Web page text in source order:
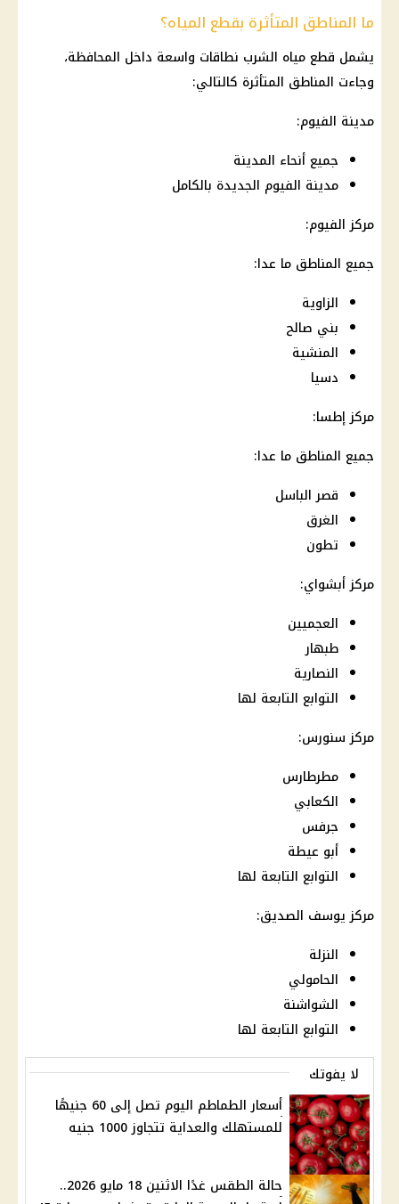
ما المناطق المتأثرة بقطع المياه؟
يشمل قطع مياه الشرب نطاقات واسعة داخل المحافظة،
وجاءت المناطق المتأثرة كالتالي:
مدينة الفيوم:
جميع أنحاء المدينة
مدينة الفيوم الجديدة بالكامل
مركز الفيوم:
جميع المناطق ما عدا:
الزاوية
بني صالح
المنشية
دسيا
مركز إطسا:
جميع المناطق ما عدا:
قصر الباسل
الغرق
تطون
مركز أبشواي:
العجميين
طبهار
النصارية
التوابع التابعة لها
مركز سنورس:
مطرطارس
الكعابي
جرفس
أبو عيطة
التوابع التابعة لها
مركز يوسف الصديق:
النزلة
الحامولي
الشواشنة
التوابع التابعة لها
لا يفوتك
أسعار الطماطم اليوم تصل إلى 60 جنيهًا
للمستهلك والعداية تتجاوز 1000 جنيه
حالة الطقس غدًا الاثنين 18 مايو 2026..